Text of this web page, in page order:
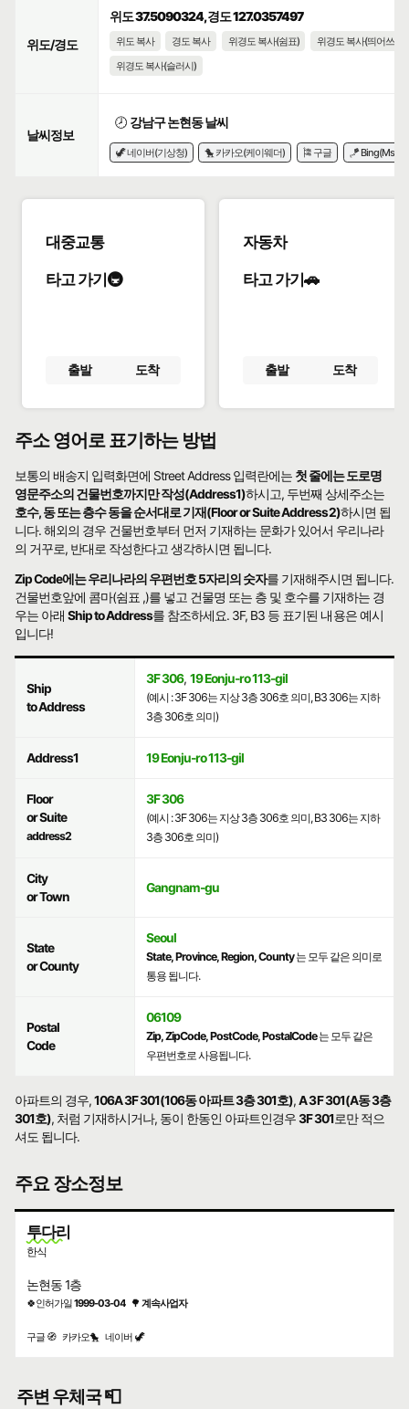
위도/경도
위도 37.5090324, 경도 127.0357497
위도 복사 경도 복사 위경도 복사(쉼표)
위경도 복사(띄어쓰기)
위경도 복사(슬러시)
날씨정보
🕗 강남구 논현동 날씨
🦖 네이버(기상청) 🐤 카카오(케이웨더) 🎏 구글 🪁 Bing(Msn)
대중교통
타고 가기🚇
출발 도착
자동차
타고 가기🚗
출발 도착
주소 영어로 표기하는 방법
보통의 배송지 입력화면에 Street Address 입력란에는 첫 줄에는 도로명
영문주소의 건물번호까지만 작성(Address1)하시고, 두번째 상세주소는
호수, 동 또는 층수 동을 순서대로 기재(Floor or Suite Address2)하시면 됩
니다. 해외의 경우 건물번호부터 먼저 기재하는 문화가 있어서 우리나라
의 거꾸로, 반대로 작성한다고 생각하시면 됩니다.
Zip Code에는 우리나라의 우편번호 5자리의 숫자를 기재해주시면 됩니다.
건물번호앞에 콤마(쉼표 ,)를 넣고 건물명 또는 층 및 호수를 기재하는 경
우는 아래Ship to Address를 참조하세요. 3F, B3 등 표기된 내용은 예시
입니다!
Ship
to Address
3F 306, 19 Eonju-ro 113-gil
(예시 : 3F 306는 지상 3층 306호 의미, B3 306는 지하
3층 306호 의미)
Address1 19 Eonju-ro 113-gil
Floor
or Suite
address2
3F 306
(예시 : 3F 306는 지상 3층 306호 의미, B3 306는 지하
3층 306호 의미)
City
or Town
Gangnam-gu
State
or County
Seoul
State, Province, Region, County는 모두 같은 의미로
통용 됩니다.
Postal
Code
06109
Zip, ZipCode, PostCode, PostalCode는 모두 같은
우편번호로 사용됩니다.
아파트의 경우,106A 3F 301(106동 아파트 3층 301호),A 3F 301(A동 3층
301호), 처럼 기재하시거나, 동이 한동인 아파트인경우3F 301로만 적으
셔도 됩니다.
주요 장소정보
투다리
한식
논현동 1층
🍀인허가일1999-03-04 🌳 계속사업자
구글 🧭 카카오🐤 네이버 🦖
주변 우체국 📮